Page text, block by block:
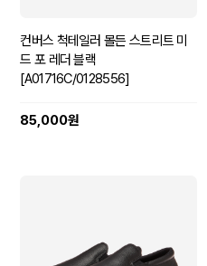
컨버스 척테일러 몰든 스트리트 미
드 포 레더 블랙
[A01716C/0128556]
85,000원